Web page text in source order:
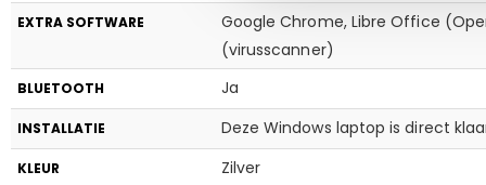
EXTRA SOFTWARE
Google Chrome, Libre Office
(virusscanner)
BLUETOOTH Ja
INSTALLATIE Deze Windows laptop is direct
KLEUR Zilver